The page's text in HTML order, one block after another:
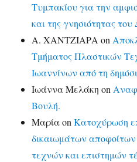
Τυμπακίου για την
και της γνησιότητας
Α. ΧΑΝΤΖΙΑΡΑ on
Τμήματος Πλαστικών
Ιωαννίνων από τη
Ιωάννα Μελάκη on
Βουλή.
ΜαρίαonΚατοχύρωση
δικαιωμάτων
τεχνών και επιστημών